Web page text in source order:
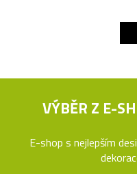
VÝBĚR Z E-
E-shop s nejlepším